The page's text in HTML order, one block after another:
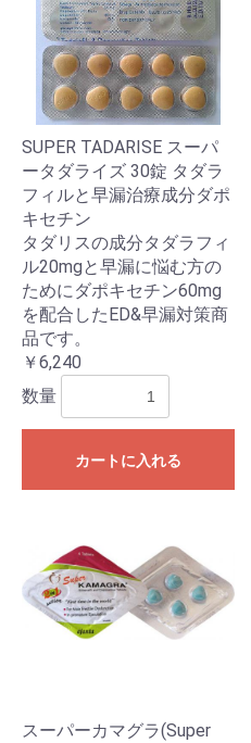
SUPER TADARISE スーパ
ータダライズ 30錠 タダラ
フィルと早漏治療成分ダポ
キセチン
タダリスの成分タダラフィ
ル20mgと早漏に悩む方の
ためにダポキセチン60mg
を配合したED&早漏対策商
品です。
￥6,240
数量
カートに入れる
スーパーカマグラ(Super
お買い物を続ける